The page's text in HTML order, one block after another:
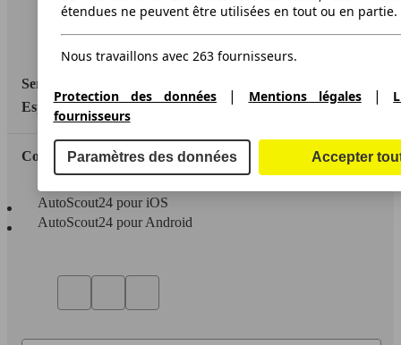
Protection des données
Service
Espace Pro
Contact
AutoScout24 pour iOS
AutoScout24 pour Android
étendues ne peuvent être utilisées en tout ou en partie.
Nous travaillons avec 263 fournisseurs.
Protection des données | Mentions légales|
fournisseurs
Paramètres des données Accepter